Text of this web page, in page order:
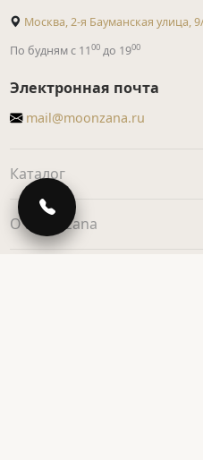
Москва, 2-я Бауманская улица,
По будням с 1100до 1900
Электронная почта
mail@moonzana.ru
Каталог
О Moonzana